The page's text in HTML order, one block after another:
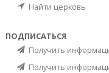
Найти церковь
ПОДПИСАТЬСЯ
Получить
Получить